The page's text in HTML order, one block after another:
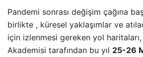
Pandemi sonrası değişim çağına
birlikte , küresel yaklaşımlar ve
için izlenmesi gereken yol
Akademisi tarafından bu yıl 25-26